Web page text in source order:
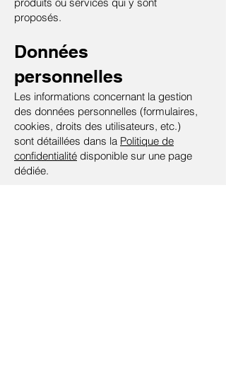
proposés.
Données
personnelles
Les informations concernant la gestion
des données personnelles (formulaires,
cookies, droits des utilisateurs, etc.)
sont détaillées dans la Politique de
confidentialité disponible sur une page
dédiée.